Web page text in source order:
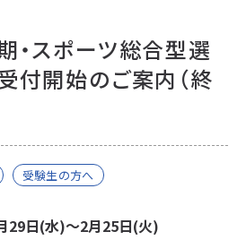
スポーツ総合型選
開始のご案内（終
受験生の方へ
29日(水)～2月25日(火)